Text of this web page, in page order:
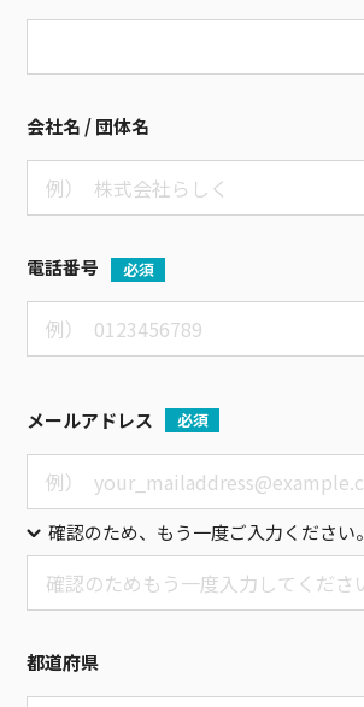
会社名 / 団体名
電話番号 必須
メールアドレス 必須
確認のため、もう一度ご入力ください。
都道府県